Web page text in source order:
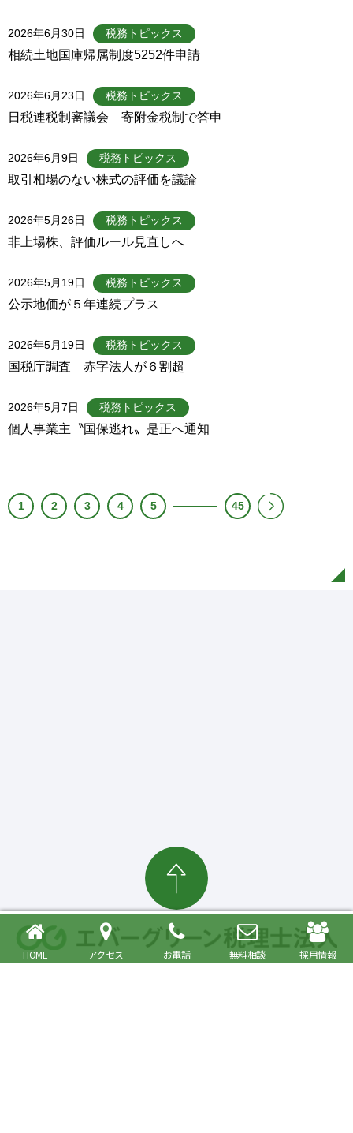
HOME アクセス お電話 無料相談 採用情報
2026年6月30日 税務トピックス
相続土地国庫帰属制度5252件申請
2026年6月23日 税務トピックス
日税連税制審議会 寄附金税制で答申
2026年6月9日 税務トピックス
取引相場のない株式の評価を議論
2026年5月26日 税務トピックス
非上場株、評価ルール見直しへ
2026年5月19日 税務トピックス
公示地価が５年連続プラス
2026年5月19日 税務トピックス
国税庁調査 赤字法人が６割超
2026年5月7日 税務トピックス
個人事業主〝国保逃れ〟是正へ通知
1 2 3 4 5 45